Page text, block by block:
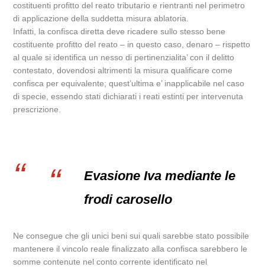
costituenti profitto del reato tributario e rientranti nel perimetro
di applicazione della suddetta misura ablatoria.
Infatti, la confisca diretta deve ricadere sullo stesso bene
costituente profitto del reato – in questo caso, denaro – rispetto
al quale si identifica un nesso di pertinenzialita’ con il delitto
contestato, dovendosi altrimenti la misura qualificare come
confisca per equivalente; quest’ultima e’ inapplicabile nel caso
di specie, essendo stati dichiarati i reati estinti per intervenuta
prescrizione.
Evasione Iva mediante le
frodi carosello
Ne consegue che gli unici beni sui quali sarebbe stato possibile
mantenere il vincolo reale finalizzato alla confisca sarebbero le
somme contenute nel conto corrente identificato nel